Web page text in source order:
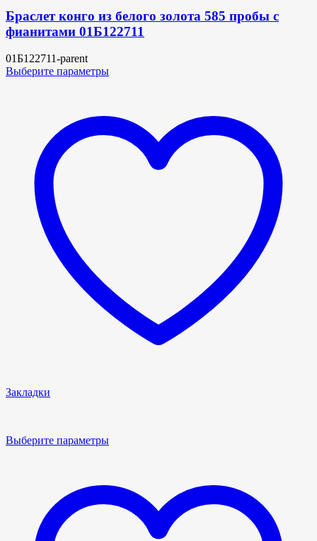
Браслет конго из белого золота 585 пробы с
фианитами 01Б122711
01Б122711-parent
Выберите параметры
Закладки
Выберите параметры